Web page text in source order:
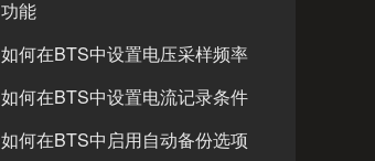
功能
如何在BTS中设置电压采样频率
如何在BTS中设置电流记录条件
如何在BTS中启用自动备份选项